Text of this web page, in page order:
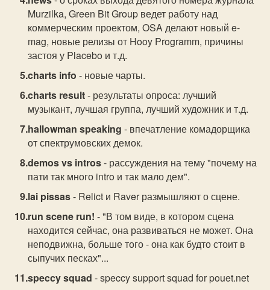
Murzilka, Green Bit Group ведет работу над
коммерческим проектом, OSA делают новый e-
mag, новые релизы от Hooy Programm, причины
застоя у Placebo и т.д.
charts info - новые чарты.
charts result- результаты опроса: лучший
музыкант, лучшая группа, лучший художник и т.д.
hallowman speaking - впечатление комадорщика
от спектрумовских демок.
demos vs intros- рассуждения на тему "почему на
пати так много intro и так мало дем".
lai pissas- Relict и Raver размышляют о сцене.
run scene run! - "В том виде, в котором сцена
находится сейчас, она развиваться не может. Она
неподвижна, больше того - она как будто стоит в
сыпучих песках"...
speccy squad - speccy support squad for pouet.net